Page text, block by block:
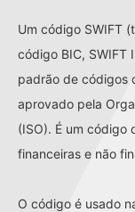
Um código SWIFT
código BIC, SWIFT
padrão de códigos
aprovado pela
(ISO). É um código
financeiras e não
O código é usado